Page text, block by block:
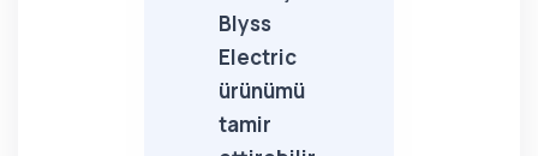
Blyss
Electric
ürünümü
tamir